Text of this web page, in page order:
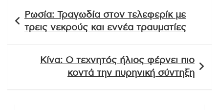
άρθρων
Ρωσία: Τραγωδία στον τελεφερίκ με
τρεις νεκρούς και εννέα τραυματίες
Κίνα: Ο τεχνητός ήλιος φέρνει πιο
κοντά την πυρηνική σύντηξη